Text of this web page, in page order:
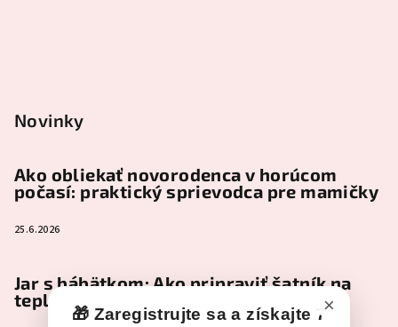
×
🎁 Zaregistrujte sa a získajte 7
Novinky
Ako obliekať novorodenca v horúcom
počasí: praktický sprievodca pre mamičky
25.6.2026
Jar s bábätkom: Ako pripraviť šatník na
teplejšie dni